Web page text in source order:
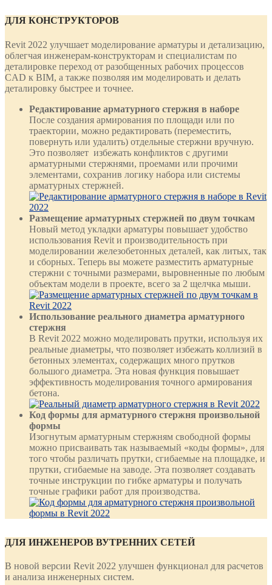
ДЛЯ КОНСТРУКТОРОВ
Revit 2022 улучшает моделирование арматуры и детализацию,
облегчая инженерам-конструкторам и специалистам по
деталировке переход от разобщенных рабочих процессов
CAD к BIM, а также позволяя им моделировать и делать
деталировку быстрее и точнее.
Редактирование арматурного стержня в наборе
После создания армирования по площади или по
траектории, можно редактировать (переместить,
повернуть или удалить) отдельные стержни вручную.
Это позволяет избежать конфликтов с другими
арматурными стержнями, проемами или прочими
элементами, сохранив логику набора или системы
арматурных стержней.
Размещение арматурных стержней по двум точкам
Новый метод укладки арматуры повышает удобство
использования Revit и производительность при
моделировании железобетонных деталей, как литых, так
и сборных. Теперь вы можете разместить арматурные
стержни с точными размерами, выровненные по любым
объектам модели в проекте, всего за 2 щелчка мыши.
Использование реального диаметра арматурного
стержня
В Revit 2022 можно моделировать прутки, используя их
реальные диаметры, что позволяет избежать коллизий в
бетонных элементах, содержащих много прутков
большого диаметра. Эта новая функция повышает
эффективность моделирования точного армирования
бетона.
Код формы для арматурного стержня произвольной
формы
Изогнутым арматурным стержням свободной формы
можно присваивать так называемый «коды формы», для
того чтобы различать прутки, сгибаемые на площадке, и
прутки, сгибаемые на заводе. Эта позволяет создавать
точные инструкции по гибке арматуры и получать
точные графики работ для производства.
ДЛЯ ИНЖЕНЕРОВ ВУТРЕННИХ СЕТЕЙ
В новой версии Revit 2022 улучшен функционал для расчетов
и анализа инженерных систем.